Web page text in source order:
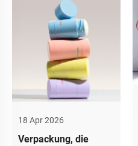
18 Apr 2026
Verpackung, die